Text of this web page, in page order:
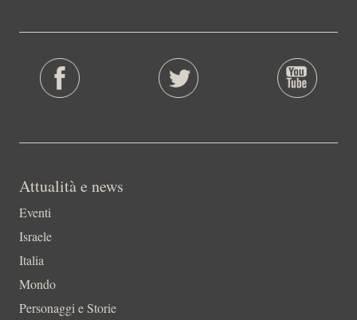
Attualità e news
Eventi
Israele
Italia
Mondo
Personaggi e Storie